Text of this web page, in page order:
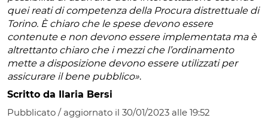
quei reati di competenza della Procura distrettuale di
Torino. È chiaro che le spese devono essere
contenute e non devono essere implementata ma è
altrettanto chiaro che i mezzi che l’ordinamento
mette a disposizione devono essere utilizzati per
assicurare il bene pubblico».
Scritto da Ilaria Bersi
Pubblicato / aggiornato il 30/01/2023 alle 19:52